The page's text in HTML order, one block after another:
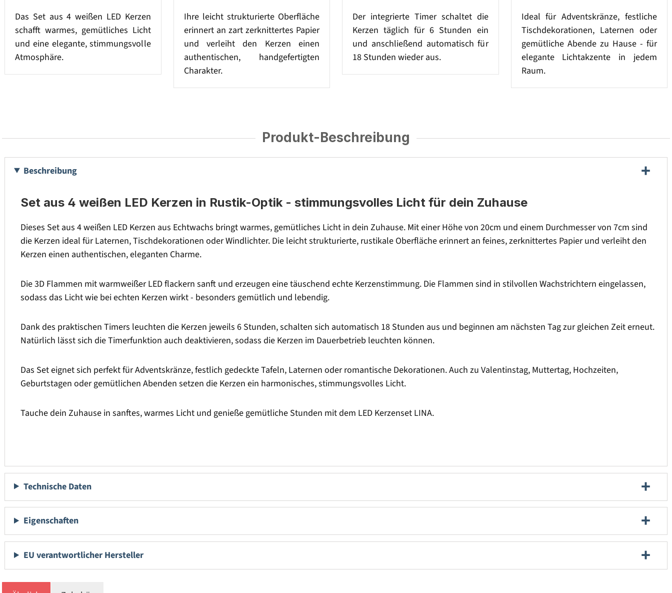
Das Set aus 4 weißen LED Kerzen
schafft warmes, gemütliches Licht
und eine elegante, stimmungsvolle
Atmosphäre.
Ihre leicht strukturierte Oberfläche
erinnert an zart zerknittertes Papier
und verleiht den Kerzen einen
authentischen, handgefertigten
Charakter.
Der integrierte Timer schaltet die
Kerzen täglich für 6 Stunden ein
und anschließend automatisch für
18 Stunden wieder aus.
Ideal für Adventskränze, festliche
Tischdekorationen, Laternen oder
gemütliche Abende zu Hause - für
elegante Lichtakzente in jedem
Raum.
Produkt-Beschreibung
Beschreibung
Set aus 4 weißen LED Kerzen in Rustik-Optik - stimmungsvolles Licht für dein Zuhause
Dieses Set aus 4 weißen LED Kerzen aus Echtwachs bringt warmes, gemütliches Licht in dein Zuhause. Mit einer Höhe von 20cm und einem Durchmesser von 7cm sind
die Kerzen ideal für Laternen, Tischdekorationen oder Windlichter. Die leicht strukturierte, rustikale Oberfläche erinnert an feines, zerknittertes Papier und verleiht den
Kerzen einen authentischen, eleganten Charme.
Die 3D Flammen mit warmweißer LED flackern sanft und erzeugen eine täuschend echte Kerzenstimmung. Die Flammen sind in stilvollen Wachstrichtern eingelassen,
sodass das Licht wie bei echten Kerzen wirkt - besonders gemütlich und lebendig.
Dank des praktischen Timers leuchten die Kerzen jeweils 6 Stunden, schalten sich automatisch 18 Stunden aus und beginnen am nächsten Tag zur gleichen Zeit erneut.
Natürlich lässt sich die Timerfunktion auch deaktivieren, sodass die Kerzen im Dauerbetrieb leuchten können.
Das Set eignet sich perfekt für Adventskränze, festlich gedeckte Tafeln, Laternen oder romantische Dekorationen. Auch zu Valentinstag, Muttertag, Hochzeiten,
Geburtstagen oder gemütlichen Abenden setzen die Kerzen ein harmonisches, stimmungsvolles Licht.
Tauche dein Zuhause in sanftes, warmes Licht und genieße gemütliche Stunden mit dem LED Kerzenset LINA.
Technische Daten
Eigenschaften
EU verantwortlicher Hersteller